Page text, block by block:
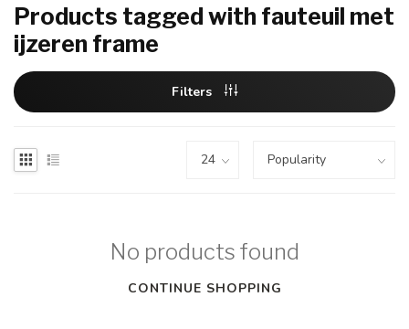
Products tagged with fauteuil met
ijzeren frame
Filters
No products found
CONTINUE SHOPPING